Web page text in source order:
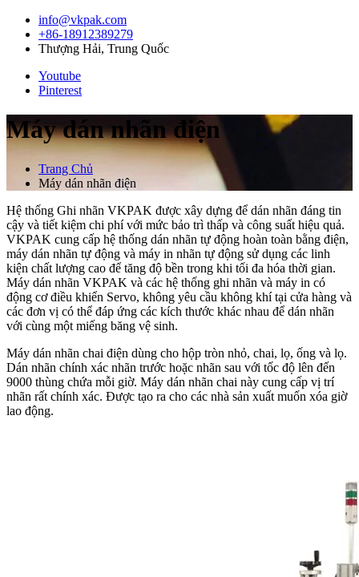
info@vkpak.com
+86-18912389279
Thượng Hải, Trung Quốc
Youtube
Pinterest
Máy dán nhãn điện
Trang Chủ
Máy dán nhãn điện
Hệ thống Ghi nhãn VKPAK được xây dựng để dán nhãn đáng tin
cậy và tiết kiệm chi phí với mức bảo trì thấp và công suất hiệu quả.
VKPAK cung cấp hệ thống dán nhãn tự động hoàn toàn bằng điện,
máy dán nhãn tự động và máy in nhãn tự động sử dụng các linh
kiện chất lượng cao để tăng độ bền trong khi tối đa hóa thời gian.
Máy dán nhãn VKPAK và các hệ thống ghi nhãn và máy in có
động cơ điều khiển Servo, không yêu cầu không khí tại cửa hàng và
các đơn vị có thể đáp ứng các kích thước khác nhau để dán nhãn
với cùng một miếng băng vệ sinh.
Máy dán nhãn chai điện dùng cho hộp tròn nhỏ, chai, lọ, ống và lọ.
Dán nhãn chính xác nhãn trước hoặc nhãn sau với tốc độ lên đến
9000 thùng chứa mỗi giờ. Máy dán nhãn chai này cung cấp vị trí
nhãn rất chính xác. Được tạo ra cho các nhà sản xuất muốn xóa giờ
lao động.